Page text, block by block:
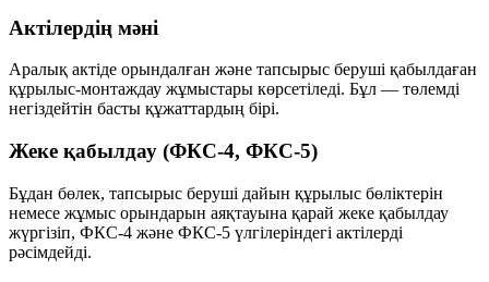
Актілердің мәні
Аралық актіде орындалған және тапсырыс беруші қабылдаған
құрылыс-монтаждау жұмыстары көрсетіледі. Бұл — төлемді
негіздейтін басты құжаттардың бірі.
Жеке қабылдау (ФКС-4, ФКС-5)
Бұдан бөлек, тапсырыс беруші дайын құрылыс бөліктерін
немесе жұмыс орындарын аяқтауына қарай жеке қабылдау
жүргізіп, ФКС-4 және ФКС-5 үлгілеріндегі актілерді
рәсімдейді.